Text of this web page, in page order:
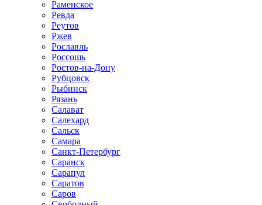
Раменское
Ревда
Реутов
Ржев
Рославль
Россошь
Ростов-на-Дону
Рубцовск
Рыбинск
Рязань
Салават
Салехард
Сальск
Самара
Санкт-Петербург
Саранск
Сарапул
Саратов
Саров